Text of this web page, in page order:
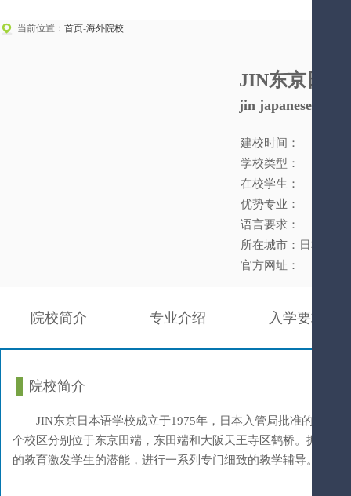
当前位置： 首页-海外院校
JIN东京日本
jin japanese
建校时间：
学校类型：
在校学生：
优势专业：
语言要求：
所在城市：日本
官方网址：
院校简介 专业介绍 入学要求
院校简介
JIN东京日本语学校成立于1975年，日本入管局批准的优良
个校区分别位于东京田端，东田端和大阪天王寺区鹤桥。拥有四
的教育激发学生的潜能，进行一系列专门细致的教学辅导。